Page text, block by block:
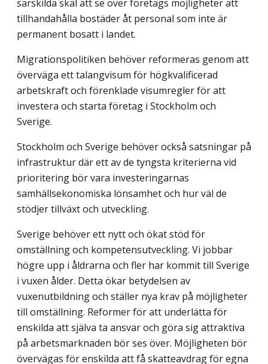
särskilda skäl att se över företags möjligheter att
tillhandahålla bostäder åt personal som inte är
permanent bosatt i landet.
Migrationspolitiken behöver reformeras genom att
överväga ett talangvisum för högkvalificerad
arbetskraft och förenklade visumregler för att
investera och starta företag i Stockholm och
Sverige.
Stockholm och Sverige behöver också satsningar på
infrastruktur där ett av de tyngsta kriterierna vid
prioritering bör vara investeringarnas
samhällsekonomiska lönsamhet och hur väl de
stödjer tillväxt och utveckling.
Sverige behöver ett nytt och ökat stöd för
omställning och kompetensutveckling. Vi jobbar
högre upp i åldrarna och fler har kommit till Sverige
i vuxen ålder. Detta ökar betydelsen av
vuxenutbildning och ställer nya krav på möjligheter
till omställning. Reformer för att underlätta för
enskilda att själva ta ansvar och göra sig attraktiva
på arbetsmarknaden bör ses över. Möjligheten bör
övervägas för enskilda att få skatte­avdrag för egna